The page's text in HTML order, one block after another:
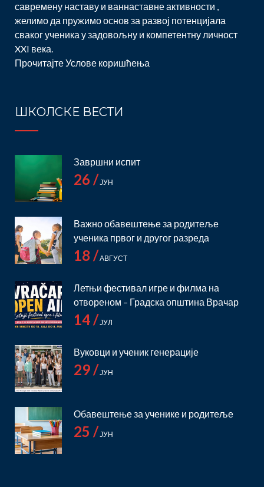
савремену наставу и ваннаставне активности ,
желимо да пружимо основ за развој потенцијала
сваког ученика у задовољну и компетентну личност
XXI века.
ПрочитајтеУслове коришћења
ШКОЛСКЕ ВЕСТИ
Завршни испит
26 /ЈУН
Важно обавештење за родитеље
ученика првог и другог разреда
18 /АВГУСТ
Летњи фестивал игре и филма на
отвореном – Градска општина Врачар
14 /ЈУЛ
Вуковци и ученик генерације
29 /ЈУН
Обавештење за ученике и родитеље
25 /ЈУН